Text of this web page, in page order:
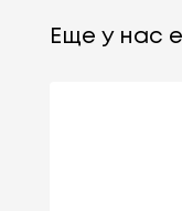
Еще у нас